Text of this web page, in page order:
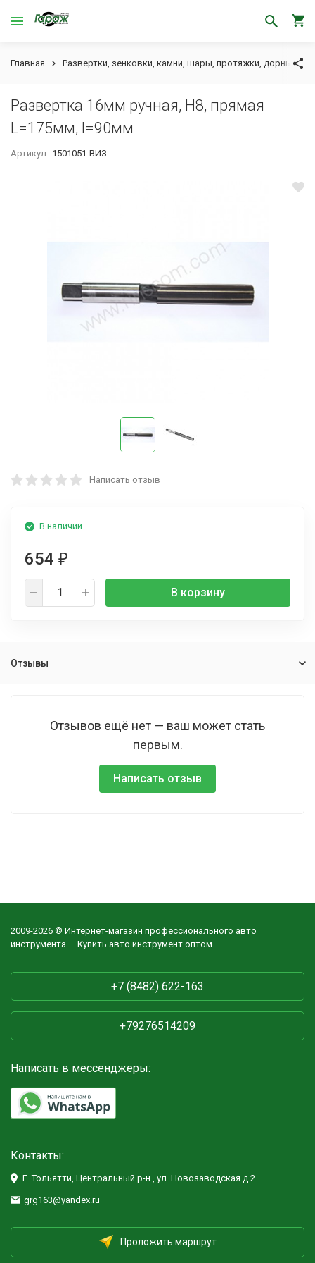
Главная Развертки, зенковки, камни, шары, протяжки, дорны
Развертка 16мм ручная, Н8, прямая
L=175мм, l=90мм
Артикул: 1501051-ВИЗ
Написать отзыв
В наличии
654 ₽
В корзину
Отзывы
Отзывов ещё нет — ваш может стать
первым.
Написать отзыв
2009-2026 © Интернет-магазин профессионального авто
инструмента — Купить авто инструмент оптом
+7 (8482) 622-163
+79276514209
Написать в мессенджеры:
Контакты:
Г. Тольятти, Центральный р-н., ул. Новозаводская д.2
grg163@yandex.ru
Проложить маршрут